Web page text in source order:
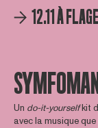
12.11 À
Un do-it-yourselfkit
avec la musique